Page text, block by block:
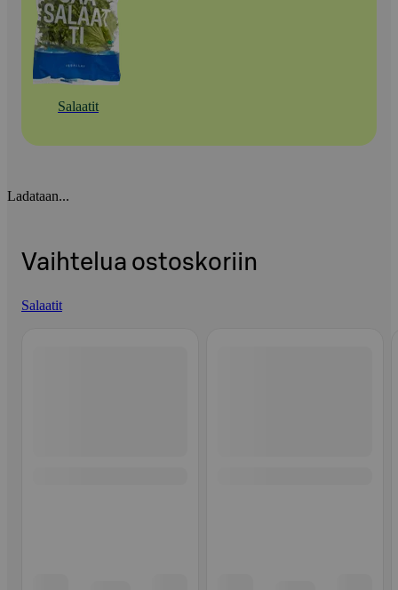
Salaatit
Ladataan...
Vaihtelua ostoskoriin
Salaatit